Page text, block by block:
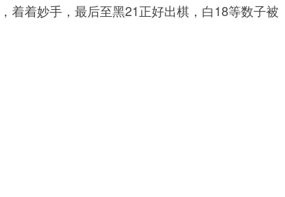
着妙手，最后至黑21正好出棋，白18等数子被